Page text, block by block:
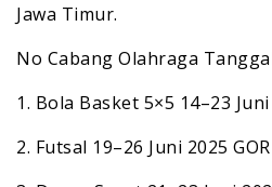
Jawa Timur.
No Cabang Olahraga
1. Bola Basket 5×5 14–23
2. Futsal 19–26 Juni 2025